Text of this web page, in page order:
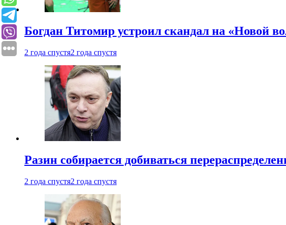
Богдан Титомир устроил скандал на «Новой
2 года спустя2 года спустя
Разин собирается добиваться
2 года спустя2 года спустя